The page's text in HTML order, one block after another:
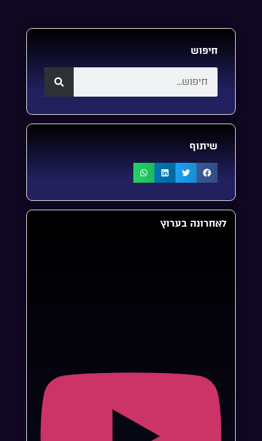
חיפוש
שיתוף
לאחרונה בערוץ